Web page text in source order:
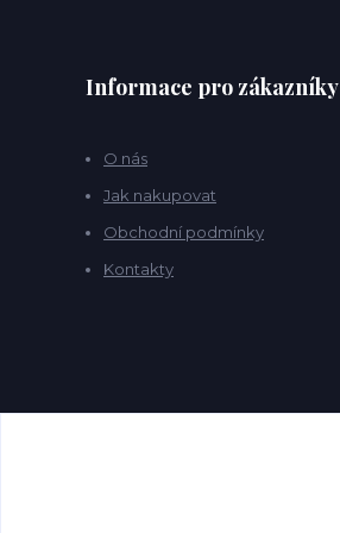
Informace pro zákazníky
O nás
Jak nakupovat
Obchodní podmínky
Kontakty